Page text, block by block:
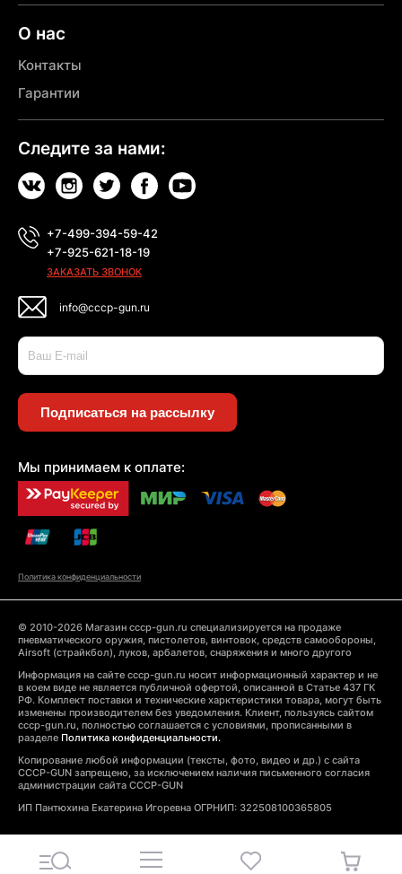
О нас
Контакты
Гарантии
Следите за нами:
+7-499-394-59-42
+7-925-621-18-19
ЗАКАЗАТЬ ЗВОНОК
info@cccp-gun.ru
Подписаться на рассылку
Мы принимаем к оплате:
Политика конфиденциальности
© 2010-2026 Магазин cccp-gun.ru специализируется на продаже
пневматического оружия, пистолетов, винтовок, средств самообороны,
Airsoft (страйкбол), луков, арбалетов, снаряжения и много другого
Информация на сайте cccp-gun.ru носит информационный характер и не
в коем виде не является публичной офертой, описанной в Статье 437 ГК
РФ. Комплект поставки и технические харктеристики товара, могут быть
изменены производителем без уведомления. Клиент, пользуясь сайтом
cccp-gun.ru, полностью соглашается с условиями, прописанными в
разделе Политика конфиденциальности.
Копирование любой информации (тексты, фото, видео и др.) с сайта
CCCP-GUN запрещено, за исключением наличия письменного согласия
администрации сайта CCCP-GUN
ИП Пантюхина Екатерина Игоревна ОГРНИП: 322508100365805